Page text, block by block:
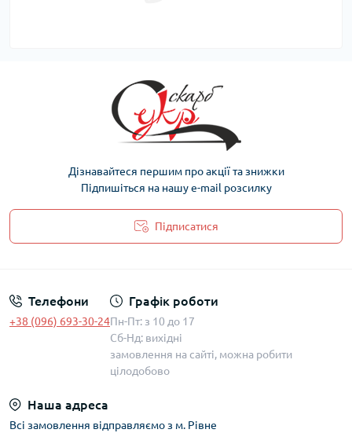
Дізнавайтеся першим про акції та знижки
Підпишіться на нашу e-mail розсилку
Підписатися
Телефони
+38 (096) 693-30-24
Графік роботи
Пн-Пт: з 10 до 17
Сб-Нд: вихідні
замовлення на сайті, можна робити
цілодобово
Наша адреса
Всі замовлення відправляємо з м. Рівне